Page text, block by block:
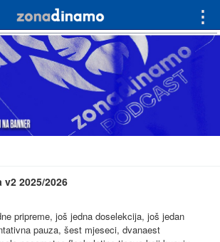
⋮
v2 2025/2026
pripreme, još jedna doselekcija, još jedan
pauza, šest mjeseci, dvanaest